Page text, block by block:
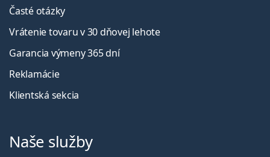
Časté otázky
Vrátenie tovaru v 30 dňovej lehote
Garancia výmeny 365 dní
Reklamácie
Klientská sekcia
Naše služby